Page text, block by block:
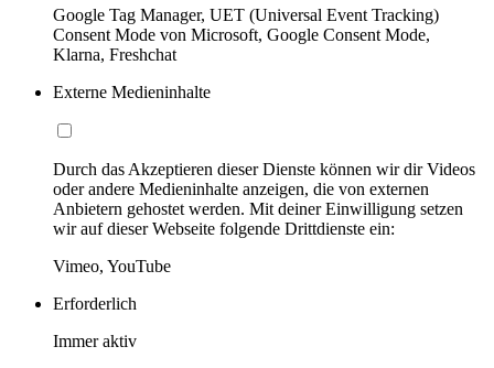
Google Tag Manager, UET (Universal Event Tracking)
Consent Mode von Microsoft, Google Consent Mode,
Klarna, Freshchat
Externe Medieninhalte
Durch das Akzeptieren dieser Dienste können wir dir Videos
oder andere Medieninhalte anzeigen, die von externen
Anbietern gehostet werden. Mit deiner Einwilligung setzen
wir auf dieser Webseite folgende Drittdienste ein:
Vimeo, YouTube
Erforderlich
Immer aktiv